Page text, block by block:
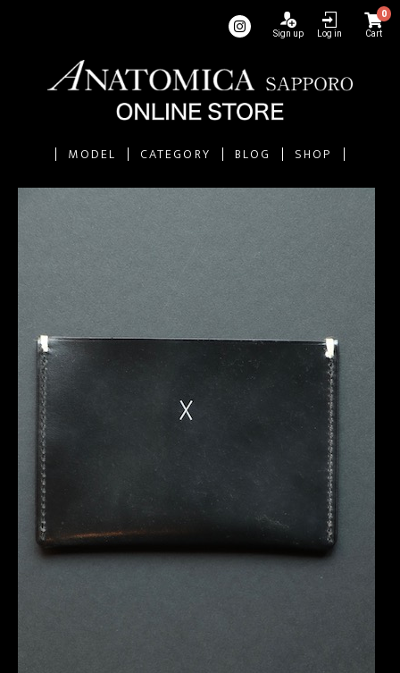
Sign up Log in
0
Cart
MODEL CATEGORY BLOG SHOP